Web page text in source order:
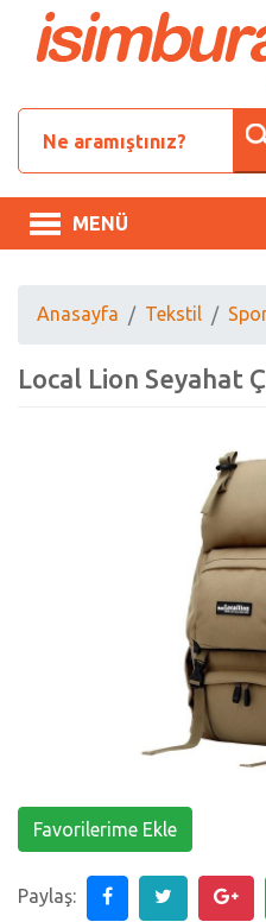
MENÜ
Anasayfa Tekstil
Local Lion Seyahat
Favorilerime Ekle
Paylaş: